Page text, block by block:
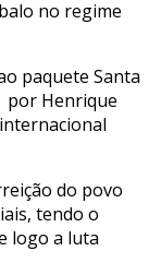
no regime
paquete Santa
por Henrique
do povo
tendo o
logo a luta